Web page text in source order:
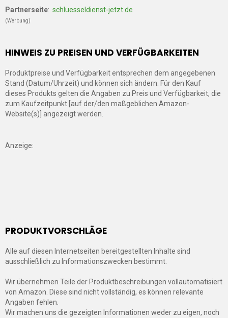
Partnerseite: schluesseldienst-jetzt.de
(Werbung)
HINWEIS ZU PREISEN UND VERFÜGBARKEITEN
Produktpreise und Verfügbarkeit entsprechen dem angegebenen
Stand (Datum/Uhrzeit) und können sich ändern. Für den Kauf
dieses Produkts gelten die Angaben zu Preis und Verfügbarkeit, die
zum Kaufzeitpunkt [auf der/den maßgeblichen Amazon-
Website(s)] angezeigt werden.
Anzeige:
PRODUKTVORSCHLÄGE
Alle auf diesen Internetseiten bereitgestellten Inhalte sind
ausschließlich zu Informationszwecken bestimmt.
Wir übernehmen Teile der Produktbeschreibungen vollautomatisiert
von Amazon. Diese sind nicht vollständig, es können relevante
Angaben fehlen.
Wir machen uns die gezeigten Informationen weder zu eigen, noch